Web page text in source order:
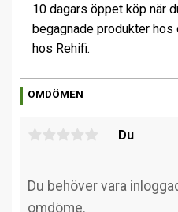
10 dagars öppet köp när
begagnade produkter
hos Rehifi.
OMDÖMEN
Du